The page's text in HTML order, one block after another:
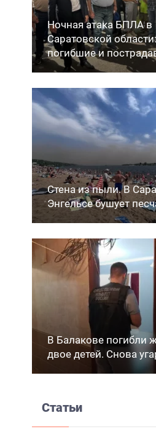
Ночная атака БПЛА в
Саратовской
погибшие и
Стена из пыли. В
Энгельсе бушует
В Балакове погибли
двое детей. Снова
Статьи